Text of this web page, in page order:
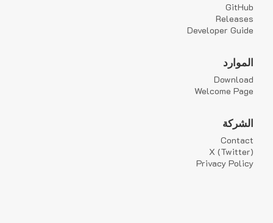
GitHub
Releases
Developer Guide
الموارد
Download
Welcome Page
الشركة
Contact
X (Twitter)
Privacy Policy